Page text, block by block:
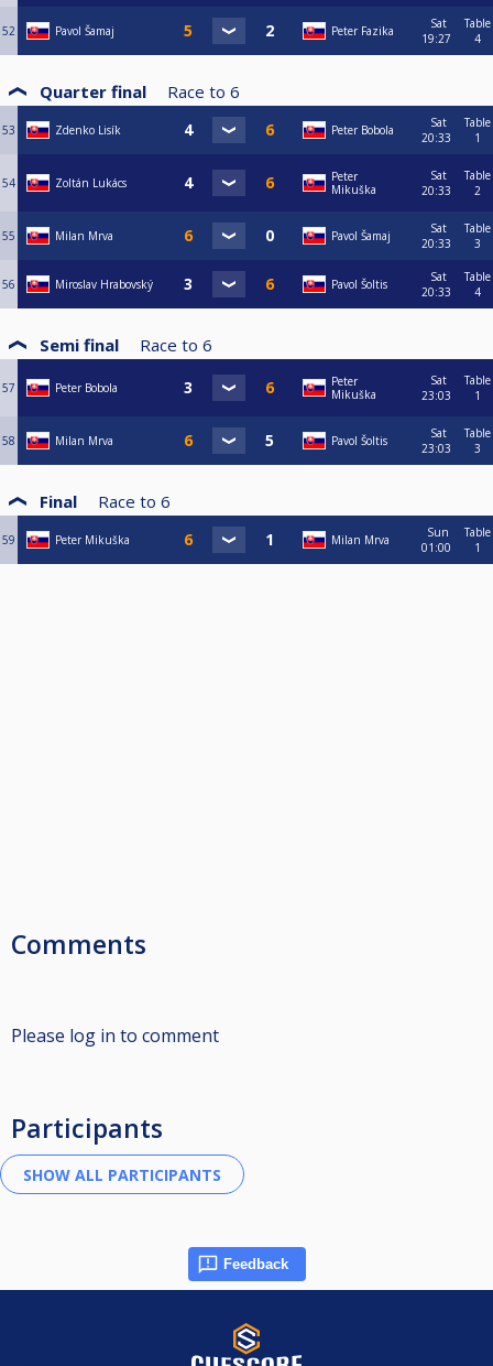
52 Pavol Šamaj Peter Fazika
Sat
19:27
Table
4
Quarter final Race to 6
53 Zdenko Lisík Peter Bobola
Sat
20:33
Table
1
54 Zoltán Lukács
Peter
Mikuška
Sat
20:33
Table
2
55 Milan Mrva Pavol Šamaj
Sat
20:33
Table
3
56 Miroslav Hrabovský Pavol Šoltis
Sat
20:33
Table
4
Semi final Race to 6
57 Peter Bobola
Peter
Mikuška
Sat
23:03
Table
1
58 Milan Mrva Pavol Šoltis
Sat
23:03
Table
3
Final Race to 6
59 Peter Mikuška Milan Mrva
Sun
01:00
Table
1
Comments
Please log in to comment
Participants
Feedback